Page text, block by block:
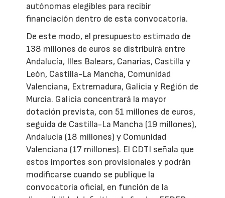
autónomas elegibles para recibir
financiación dentro de esta convocatoria.
De este modo, el presupuesto estimado de
138 millones de euros se distribuirá entre
Andalucía, Illes Balears, Canarias, Castilla y
León, Castilla-La Mancha, Comunidad
Valenciana, Extremadura, Galicia y Región de
Murcia. Galicia concentrará la mayor
dotación prevista, con 51 millones de euros,
seguida de Castilla-La Mancha (19 millones),
Andalucía (18 millones) y Comunidad
Valenciana (17 millones). El CDTI señala que
estos importes son provisionales y podrán
modificarse cuando se publique la
convocatoria oficial, en función de la